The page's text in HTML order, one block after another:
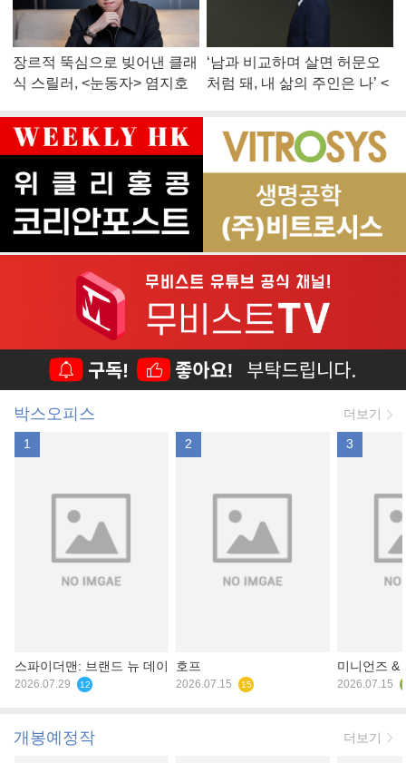
장르적 뚝심으로 빚어낸 클래
식 스릴러, <눈동자> 염지호
‘남과 비교하며 살면 허문오
처럼 돼, 내 삶의 주인은 나’ <
박스오피스 더보기
1
스파이더맨: 브랜드 뉴 데이
2026.07.29 12
2
호프
2026.07.15 15
3
미니언즈 &
2026.07.15
개봉예정작 더보기